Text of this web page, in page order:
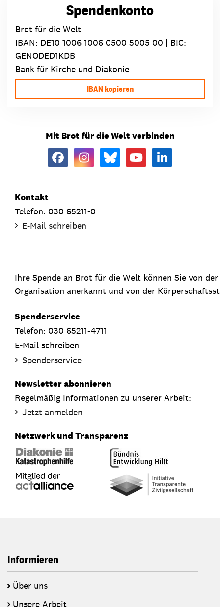
Spendenkonto
Brot für die Welt
IBAN: DE10 1006 1006 0500 5005 00 | BIC:
GENODED1KDB
Bank für Kirche und Diakonie
IBAN kopieren
Mit Brot für die Welt verbinden
Kontakt
Telefon: 030 65211-0
E-Mail schreiben
Ihre Spende an Brot für die Welt können Sie von
Organisation anerkannt und von der
Spenderservice
Telefon: 030 65211-4711
E-Mail schreiben
Spenderservice
Newsletter abonnieren
Regelmäßig Informationen zu unserer Arbeit:
Jetzt anmelden
Netzwerk und Transparenz
Informieren
Über uns
Unsere Arbeit